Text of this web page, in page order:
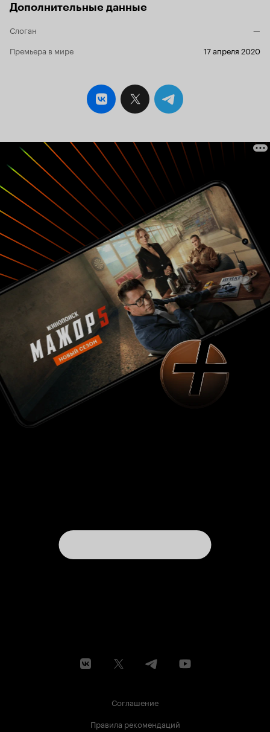
Дополнительные данные
Слоган
—
Премьера в мире
17 апреля 2020
Соглашение
Правила рекомендаций